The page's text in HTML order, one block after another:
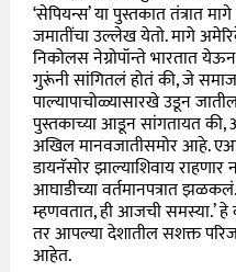
‘सेपियन्स’ या पुस्तकात तंत्रात
जमातींचा उल्लेख येतो. मागे
निकोलस नेग्रोपॉन्ते भारतात
गुरूंनी सांगितलं होतं की, जे समाज
पाल्यापाचोळ्यासारखे उडून
पुस्तकाच्या आडून सांगतायत की,
अखिल मानवजातीसमोर आहे.
डायनॅसोर झाल्याशिवाय
आघाडीच्या वर्तमानपत्रात
म्हणवतात, ही आजची समस्या.’ हे
तर आपल्या देशातील सशक्त
आहेत.